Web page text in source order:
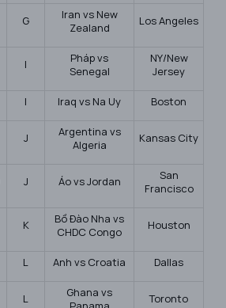
G
Iran vs New
Zealand
Los Angeles
I
Pháp vs
Senegal
NY/New
Jersey
I Iraq vs Na Uy Boston
J
Argentina vs
Algeria
Kansas City
J Áo vs Jordan
San
Francisco
K
Bồ Đào Nha vs
CHDC Congo
Houston
L Anh vs Croatia Dallas
L
Ghana vs
Toronto